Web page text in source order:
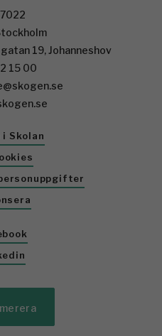
19, Johanneshov
15 00
i Skolan